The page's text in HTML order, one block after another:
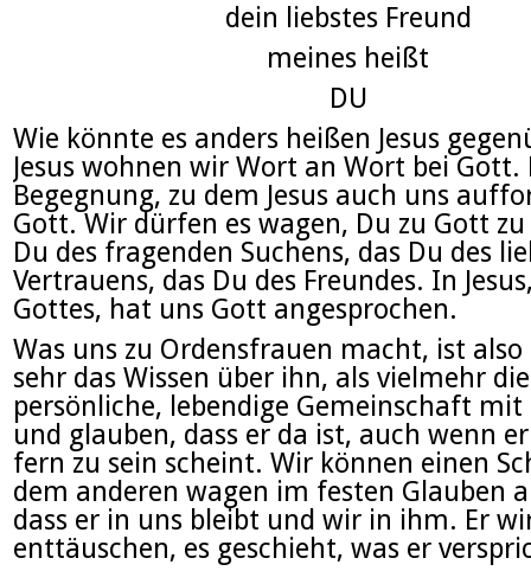
dein liebstes Freund
meines heißt
DU
Wie könnte es anders heißen Jesus
Jesus wohnen wir Wort an Wort bei Gott.
Begegnung, zu dem Jesus auch uns
Gott. Wir dürfen es wagen, Du zu Gott zu
Du des fragenden Suchens, das Du des
Vertrauens, das Du des Freundes. In
Gottes, hat uns Gott angesprochen.
Was uns zu Ordensfrauen macht, ist
sehr das Wissen über ihn, als vielmehr
persönliche, lebendige Gemeinschaft mit
und glauben, dass er da ist, auch wenn
fern zu sein scheint. Wir können einen
dem anderen wagen im festen Glauben
dass er in uns bleibt und wir in ihm. Er
enttäuschen, es geschieht, was er